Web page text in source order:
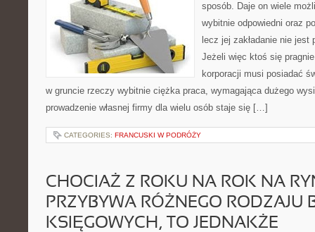
sposób. Daje on wiele
wybitnie odpowiedni oraz
lecz jej zakładanie nie
Jeżeli więc ktoś się
korporacji musi posiadać
w gruncie rzeczy wybitnie ciężka praca, wymagająca dużego
prowadzenie własnej firmy dla wielu osób staje się […]
CATEGORIES: FRANCUSKI W PODRÓŻY
CHOCIAŻ Z ROKU NA ROK NA
PRZYBYWA RÓŻNEGO RODZAJU
KSIĘGOWYCH, TO JEDNAKŻE